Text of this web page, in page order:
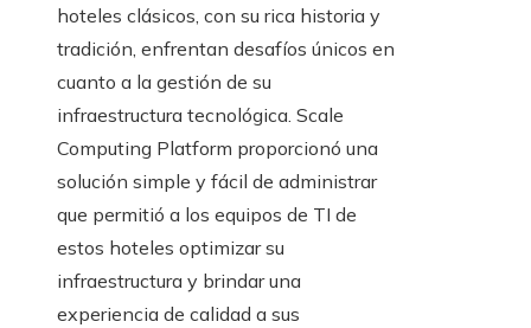
hoteles clásicos, con su rica historia y
tradición, enfrentan desafíos únicos en
cuanto a la gestión de su
infraestructura tecnológica. Scale
Computing Platform proporcionó una
solución simple y fácil de administrar
que permitió a los equipos de TI de
estos hoteles optimizar su
infraestructura y brindar una
experiencia de calidad a sus